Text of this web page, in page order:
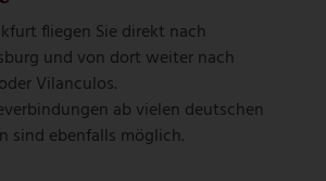
fliegen Sie direkt nach
und von dort weiter nach
Vilanculos.
ab vielen deutschen
sind ebenfalls möglich.